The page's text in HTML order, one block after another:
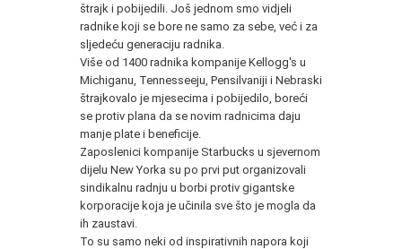
štrajk i pobijedili. Još jednom smo vidjeli
radnike koji se bore ne samo za sebe, već i za
sljedeću generaciju radnika.
Više od 1400 radnika kompanije Kellogg's u
Michiganu, Tennesseeju, Pensilvaniji i Nebraski
štrajkovalo je mjesecima i pobijedilo, boreći
se protiv plana da se novim radnicima daju
manje plate i beneficije.
Zaposlenici kompanije Starbucks u sjevernom
dijelu New Yorka su po prvi put organizovali
sindikalnu radnju u borbi protiv gigantske
korporacije koja je učinila sve što je mogla da
ih zaustavi.
To su samo neki od inspirativnih napora koji